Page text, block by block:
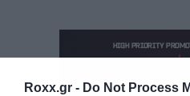
Roxx.gr - Do Not Process
προσεγμένο ως προς
στιγμή στη δημιουργία
“φρενάρατε” μια ιδέα,